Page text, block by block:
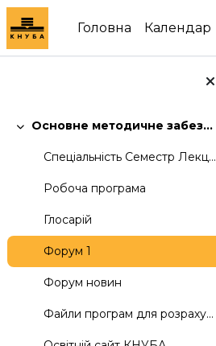
Перейти до головного вмісту
Головна
Календар
Згорнути
Основне методичне забезпечення дисципліни "Комп'ютерна електроніка"
Спеціальність Семестр Лекцій Лаб. Практ....
Робоча програма
Глосарій
Форум 1
Форум новин
Файли програм для розрахунку електричних кіл